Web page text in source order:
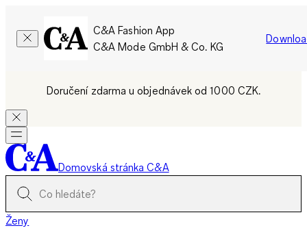
C&A Fashion App
C&A Mode GmbH & Co. KG
Doručení zdarma u objednávek od 1000 CZK.
Domovská stránka C&A
Ženy